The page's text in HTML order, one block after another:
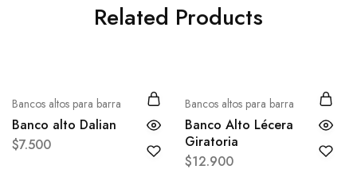
Related Products
Bancos altos para barra
Banco alto Dalian
$7.500
Bancos altos para barra
Banco Alto Lécera
Giratoria
$12.900